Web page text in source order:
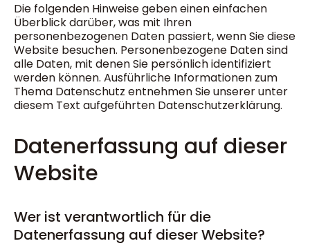
Die folgenden Hinweise geben einen einfachen
Überblick darüber, was mit Ihren
personenbezogenen Daten passiert, wenn Sie diese
Website besuchen. Personenbezogene Daten sind
alle Daten, mit denen Sie persönlich identifiziert
werden können. Ausführliche Informationen zum
Thema Datenschutz entnehmen Sie unserer unter
diesem Text aufgeführten Datenschutzerklärung.
Datenerfassung auf dieser
Website
Wer ist verantwortlich für die
Datenerfassung auf dieser Website?